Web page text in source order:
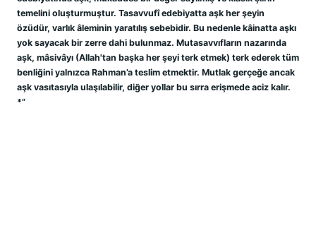
temelini oluşturmuştur. Tasavvufî edebiyatta aşk her şeyin
özüdür, varlık âleminin yaratılış sebebidir. Bu nedenle kâinatta aşkı
yok sayacak bir zerre dahi bulunmaz. Mutasavvıfların nazarında
aşk, mâsivâyı (Allah'tan başka her şeyi terk etmek) terk ederek tüm
benliğini yalnızca Rahman’a teslim etmektir. Mutlak gerçeğe ancak
aşk vasıtasıyla ulaşılabilir, diğer yollar bu sırra erişmede aciz kalır.
*”